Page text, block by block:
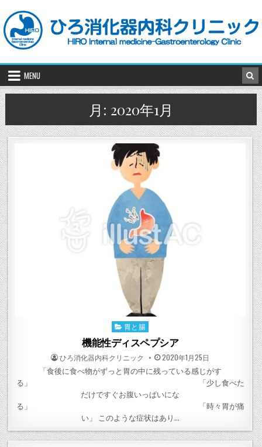
to
content
MENU
月: 2020年1月
Posted
in
胃と腸
機能性ディスペプシア
POSTED
BY
ひろ消化器内科クリニック POSTED
ON
2020年1月25日
「食後に食べ物がずっと胃の中に残っている感じがす
る」 「少し食べた
だけですぐお腹いっぱいにな
る」 「時々胃が痛
い」 このような症状はあり…